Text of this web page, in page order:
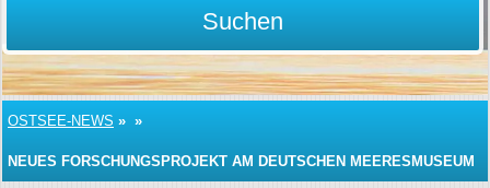
Suchen
OSTSEE-NEWS » »
NEUES FORSCHUNGSPROJEKT AM DEUTSCHEN MEERESMUSEUM